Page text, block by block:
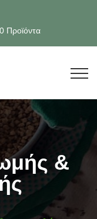
0 Προϊόντα
&